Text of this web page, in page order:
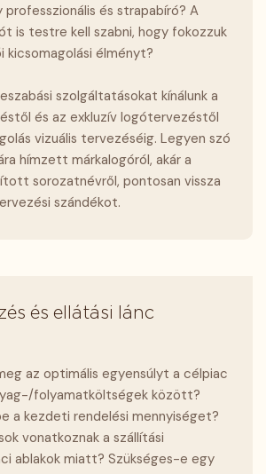
professzionális és strapabíró? A
is testre kell szabni, hogy fokozzuk
kicsomagolási élményt?
szolgáltatásokat kínálunk a
és az exkluzív logótervezéstől
vizuális tervezéséig. Legyen szó
hímzett márkalogóról, akár a
sorozatnévről, pontosan vissza
szándékot.
és ellátási lánc
az optimális egyensúlyt a célpiac
folyamatköltségek között?
a kezdeti rendelési mennyiséget?
vonatkoznak a szállítási
ablakok miatt? Szükséges-e egy